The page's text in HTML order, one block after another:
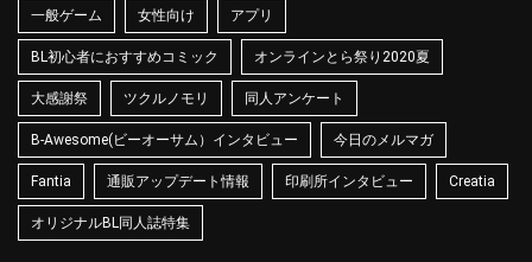
一般ゲーム 女性向け アプリ
BL初心者におすすめコミック オンラインとら祭り2020夏
大感謝祭 ツクルノモリ 同人アンケート
B-Awesome(ビーオーサム）インタビュー 今日のメルマガ
Fantia 通販アップデート情報 印刷所インタビュー Creatia
オリジナルBL同人誌特集